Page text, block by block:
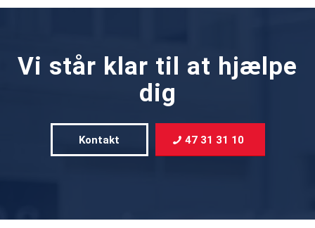
Vi står klar til at hjælpe
dig
Kontakt 47 31 31 10